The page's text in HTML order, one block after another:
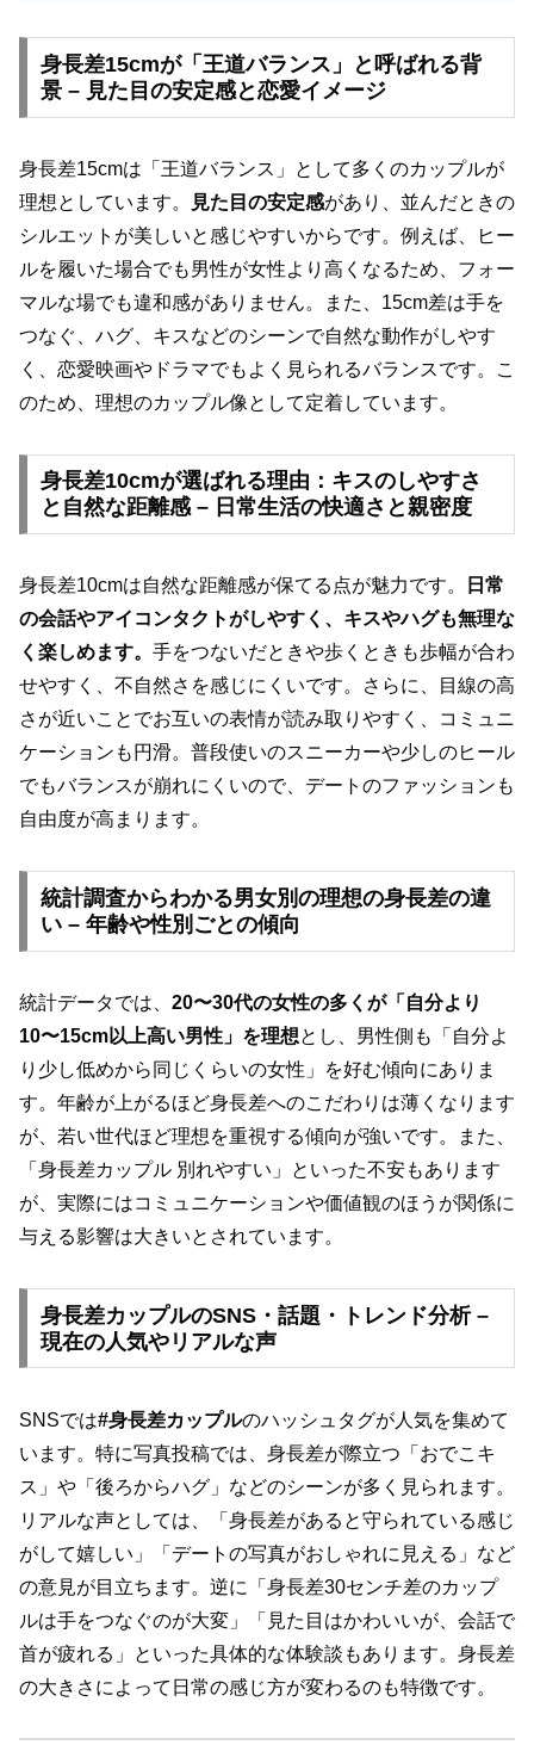
身長差15cmが「王道バランス」と呼ばれる背
景 – 見た目の安定感と恋愛イメージ
身長差15cmは「王道バランス」として多くのカップルが
理想としています。
見た目の安定感があり、並んだときの
シルエットが美しいと感じやすいからです。例えば、ヒー
ルを履いた場合でも男性が女性より高くなるため、フォー
マルな場でも違和感がありません。また、15cm差は手を
つなぐ、ハグ、キスなどのシーンで自然な動作がしやす
く、恋愛映画やドラマでもよく見られるバランスです。こ
のため、理想のカップル像として定着しています。
身長差10cmが選ばれる理由：キスのしやすさ
と自然な距離感 – 日常生活の快適さと親密度
身長差10cmは自然な距離感が保てる点が魅力です。
日常
の会話やアイコンタクトがしやすく、キスやハグも無理な
く楽しめます。 手をつないだときや歩くときも歩幅が合わ
せやすく、不自然さを感じにくいです。さらに、目線の高
さが近いことでお互いの表情が読み取りやすく、コミュニ
ケーションも円滑。普段使いのスニーカーや少しのヒール
でもバランスが崩れにくいので、デートのファッションも
自由度が高まります。
統計調査からわかる男女別の理想の身長差の違
い – 年齢や性別ごとの傾向
統計データでは、 20〜30代の女性の多くが「自分より
10〜15cm以上高い男性」を理想とし、男性側も「自分よ
り少し低めから同じくらいの女性」を好む傾向にありま
す。年齢が上がるほど身長差へのこだわりは薄くなります
が、若い世代ほど理想を重視する傾向が強いです。また、
「身長差カップル 別れやすい」といった不安もあります
が、実際にはコミュニケーションや価値観のほうが関係に
与える影響は大きいとされています。
身長差カップルのSNS・話題・トレンド分析 –
現在の人気やリアルな声
SNSでは#身長差カップルのハッシュタグが人気を集めて
います。特に写真投稿では、身長差が際立つ「おでこキ
ス」や「後ろからハグ」などのシーンが多く見られます。
リアルな声としては、「身長差があると守られている感じ
がして嬉しい」「デートの写真がおしゃれに見える」など
の意見が目立ちます。逆に「身長差30センチ差のカップ
ルは手をつなぐのが大変」「見た目はかわいいが、会話で
首が疲れる」といった具体的な体験談もあります。身長差
の大きさによって日常の感じ方が変わるのも特徴です。